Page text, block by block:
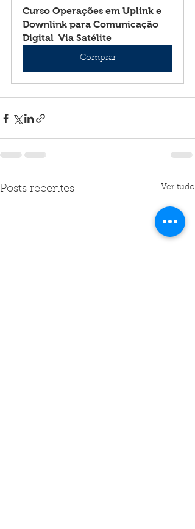
Curso Operações em Uplink e
Downlink para Comunicação
Digital  Via Satélite
Comprar
Posts recentes Ver tudo